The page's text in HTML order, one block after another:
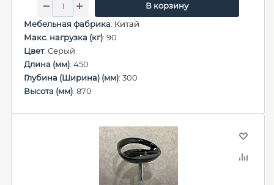
В корзину
Мебельная фабрика: Китай
Макс. нагрузка (кг): 90
Цвет: Серый
Длина (мм): 450
Глубина (Ширина) (мм): 300
Высота (мм): 870